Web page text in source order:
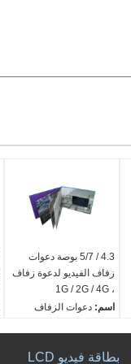
4.3 / 5/7 بوصة دعوات
زفاف الفيديو لدعوة زفاف
، 1G / 2G / 4G
اسم: دعوات الزفاف
وLCD
بطاقة فيديو LCD